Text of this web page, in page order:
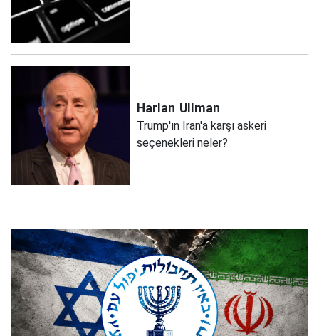
Harlan Ullman
Trump'ın İran'a karşı askeri
seçenekleri neler?